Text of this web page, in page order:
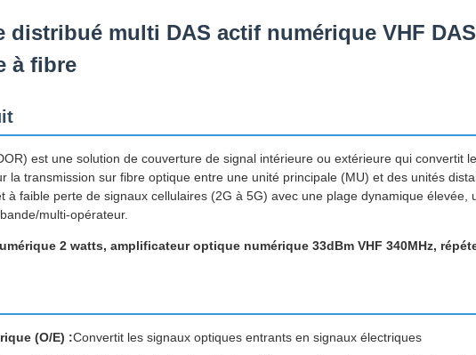
distribué multi DAS actif numérique VHF
à fibre
est une solution de couverture de signal intérieure ou extérieure qui convertit
la transmission sur fibre optique entre une unité principale (MU) et des unités
à faible perte de signaux cellulaires (2G à 5G) avec une plage dynamique élevée,
multi-opérateur.
2 watts, amplificateur optique numérique 33dBm VHF 340MHz,
(O/E) :Convertit les signaux optiques entrants en signaux électriques